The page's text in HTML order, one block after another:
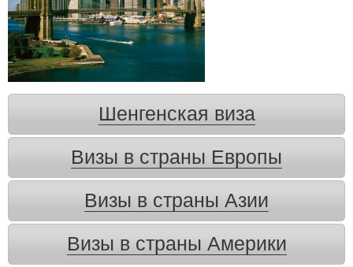
Шенгенская виза
Визы в страны Европы
Визы в страны Азии
Визы в страны Америки